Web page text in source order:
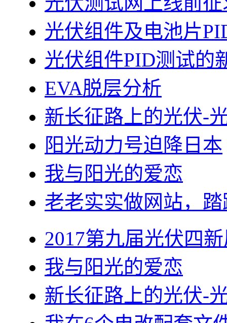
光伏组件及电池片
光伏组件PID测试的
EVA脱层分析
新长征路上的光伏-
阳光动力号迫降日本
我与阳光的爱恋
老老实实做网站，
2017第九届光伏四
我与阳光的爱恋
新长征路上的光伏-